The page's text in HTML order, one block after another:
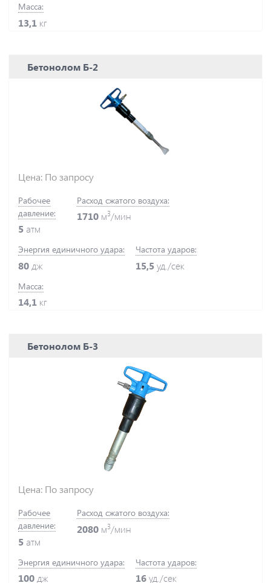
Масса:
13,1 кг
Бетонолом Б-2
Цена: По запросу
Рабочее
давление:
5 атм
Расход сжатого воздуха:
1710 м3/мин
Энергия единичного удара:
80 дж
Частота ударов:
15,5уд./сек
Масса:
14,1 кг
Бетонолом Б-3
Цена: По запросу
Рабочее
давление:
5 атм
Расход сжатого воздуха:
2080 м3/мин
Энергия единичного удара:
100дж
Частота ударов:
16уд./сек